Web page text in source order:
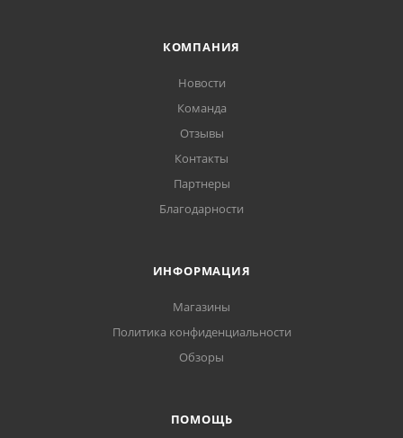
КОМПАНИЯ
Новости
Команда
Отзывы
Контакты
Партнеры
Благодарности
ИНФОРМАЦИЯ
Магазины
Политика конфиденциальности
Обзоры
ПОМОЩЬ